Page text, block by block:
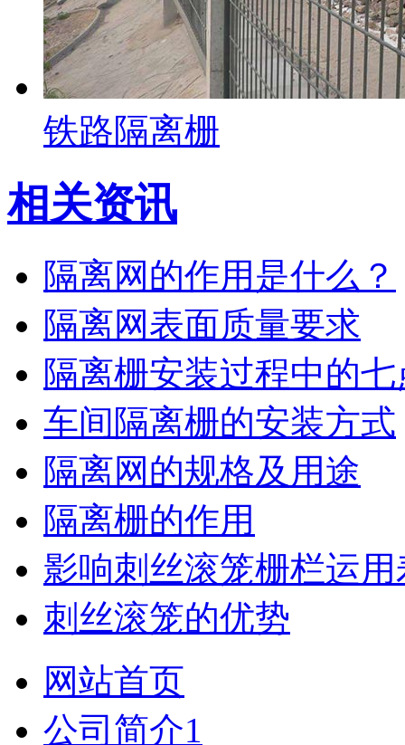
铁路隔离栅
相关资讯
隔离网的作用是什么？
隔离网表面质量要求
隔离栅安装过程中的
车间隔离栅的安装方式
隔离网的规格及用途
隔离栅的作用
影响刺丝滚笼栅栏运
刺丝滚笼的优势
网站首页
公司简介1